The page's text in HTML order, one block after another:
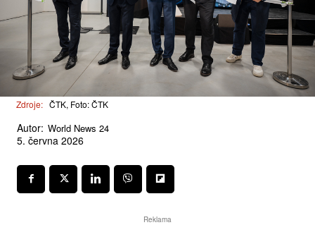
Zdroje: ČTK, Foto: ČTK
Autor: World News 24
5. června 2026
Reklama